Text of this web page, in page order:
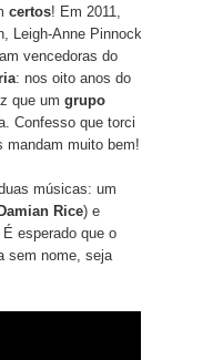
certos! Em 2011,
Leigh-Anne Pinnock
vencedoras do
: nos oito anos do
que um grupo
Confesso que torci
mandam muito bem!
músicas: um
Damian Rice) e
esperado que o
sem nome, seja